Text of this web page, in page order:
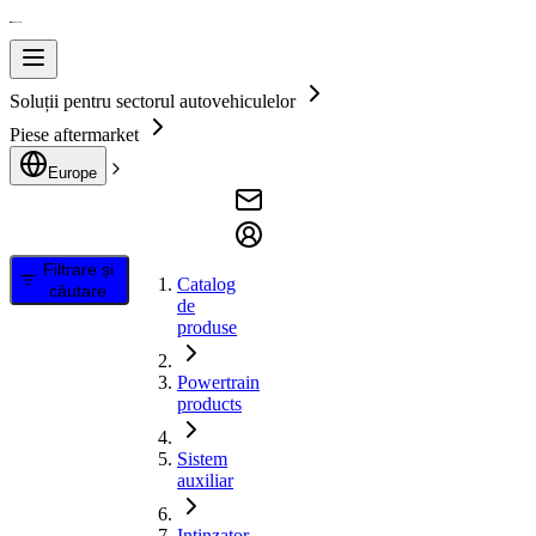
Soluții pentru sectorul autovehiculelor
Piese aftermarket
Europe
Filtrare și
căutare
Catalog
de
produse
Powertrain
products
Sistem
auxiliar